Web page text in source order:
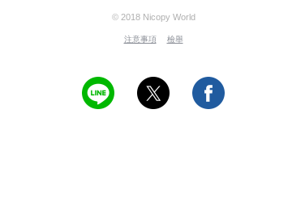
© 2018 Nicopy World
注意事項 檢舉